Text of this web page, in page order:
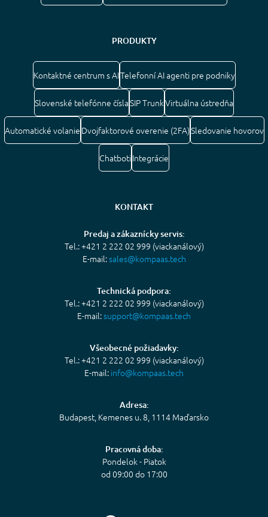
PRODUKTY
Kontaktné centrum s AITelefonní AI agenti pre podniky
Slovenské telefónne číslaSIP TrunkVirtuálna ústredňa
Automatické volanie Dvojfaktorové overenie (2FA)Sledovanie hovorov
ChatbotiIntegrácie
KONTAKT
Predaj a zákaznícky servis:
Tel.: +421 2 222 02 999 (viackanálový)
E-mail:sales@kompaas.tech
Technická podpora:
Tel.: +421 2 222 02 999 (viackanálový)
E-mail:support@kompaas.tech
Všeobecné požiadavky:
Tel.: +421 2 222 02 999 (viackanálový)
E-mail: info@kompaas.tech
Adresa:
Budapest, Kemenes u. 8, 1114 Maďarsko
Pracovná doba:
Pondelok - Piatok
od 09:00 do 17:00